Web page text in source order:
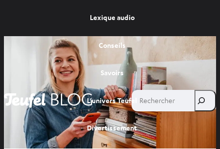
Lexique audio
Conseils
Savoirs
L’univers Teufel
Divertissement
Rechercher